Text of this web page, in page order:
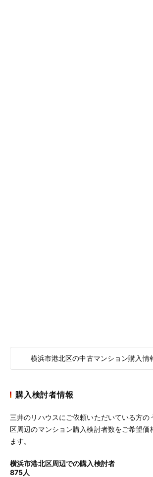
横浜市港北区の中古マンション購入情
購入検討者情報
三井のリハウスにご依頼いただいている方の
区周辺のマンション購入検討者数をご希望価
ます。
横浜市港北区周辺での購入検討者
875人